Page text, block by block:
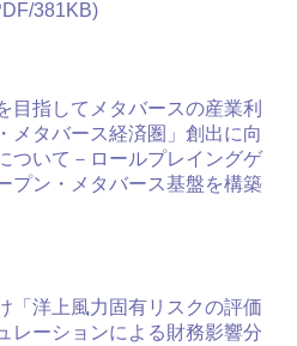
381KB)
目指してメタバースの産業利
メタバース経済圏」創出に向
ついて－ロールプレイングゲ
プン・メタバース基盤を構築
「洋上風力固有リスクの評価
レーションによる財務影響分